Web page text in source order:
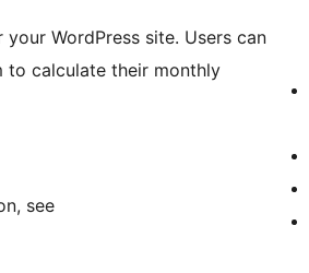
WordPress site. Users can
to calculate their monthly
see